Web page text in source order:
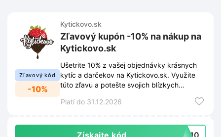
Zľavový kód
-10%
Kytickovo.sk
Zľavový kupón -10% na nákup na
Kytickovo.sk
Ušetrite 10% z vašej objednávky krásnych
kytíc a darčekov na Kytickovo.sk. Využite
túto zľavu a potešte svojich blízkych
Platí do 31.12.2026